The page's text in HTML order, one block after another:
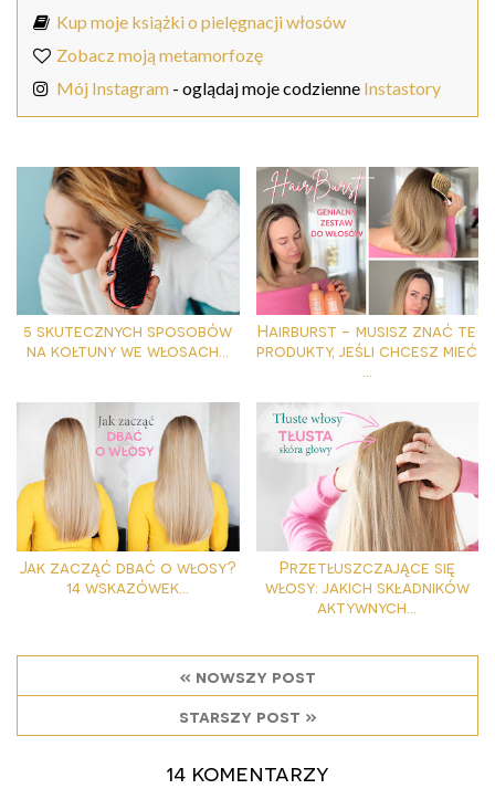
Kup moje książki o pielęgnacji włosów
Zobacz moją metamorfozę
Mój Instagram - oglądaj moje codzienne Instastory
5 skutecznych sposobów
na kołtuny we włosach...
Hairburst - musisz znać te
produkty, jeśli chcesz mieć
Jak zacząć dbać o włosy?
14 wskazówek...
Przetłuszczające się
włosy: jakich składników
aktywnych...
« nowszy post
starszy post »
14 komentarzy